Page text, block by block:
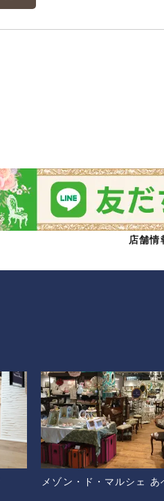
店舗情
メゾン・ド・マルシェ